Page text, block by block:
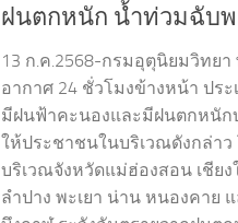
ฝนตกหนัก น้ำท่วมฉับ
13 ก.ค.2568-กรมอุตุนิยมวิทย
อากาศ 24 ชั่วโมงข้างหน้า ประ
มีฝนฟ้าคะนองและมีฝนตกหนัก
ให้ประชาชนในบริเวณดังกล่าว
บริเวณจังหวัดแม่ฮ่องสอน เชียง
ลำปาง พะเยา น่าน หนองคาย แ